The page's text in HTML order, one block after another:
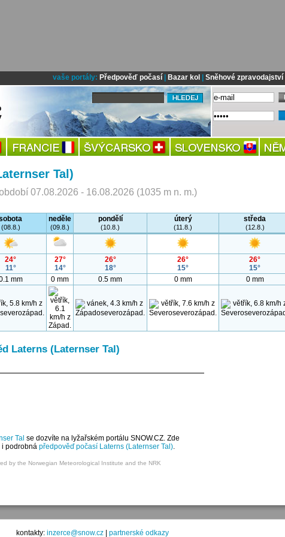
vaše portály: Předpověď počasí| Bazar kol Sněhové zpravodajství|
Tal)
07.08.2026 - 16.08.2026 (1035 m n. m.)
(08.8.)
neděle
(09.8.)
pondělí
(10.8.)
úterý
(11.8.)
středa
(12.8.)
24°
11°
27°
14°
26°
18°
26°
15°
26°
15°
mm 0 mm 0.5 mm 0 mm 0 mm
Laterns (Laternser Tal)
Tal se dozvíte na lyžařském portálu SNOW.CZ. Zde
i podrobná předpověď počasí Laterns (Laternser Tal).
by the Norwegian Meteorological Institute and the NRK
kontakty: inzerce@snow.cz| partnerské odkazy